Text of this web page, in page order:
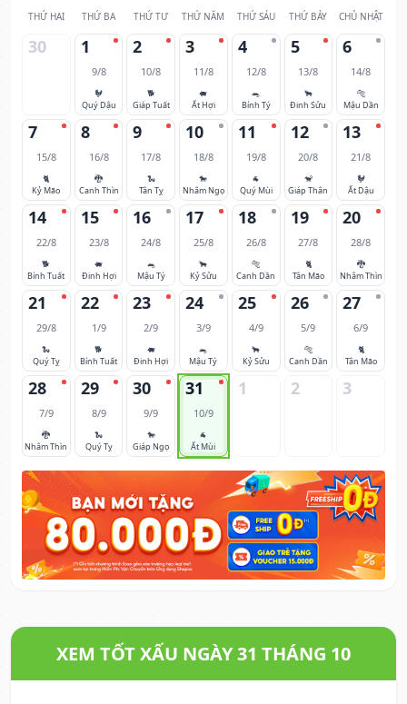
THỨ HAI THỨ BA THỨ TƯ THỨ NĂM THỨ SÁU THỨ BẢY CHỦ NHẬT
30 1
9/8
🐓
Quý Dậu
2
10/8
🐕
Giáp Tuất
3
11/8
🐖
Ất Hợi
4
12/8
🐀
Bính Tý
5
13/8
🐂
Đinh Sửu
6
14/8
🐅
Mậu Dần
7
15/8
🐈
Kỷ Mão
8
16/8
🐉
Canh Thìn
9
17/8
🐍
Tân Tỵ
10
18/8
🐎
Nhâm Ngọ
11
19/8
🐐
Quý Mùi
12
20/8
🐒
Giáp Thân
13
21/8
🐓
Ất Dậu
14
22/8
🐕
Bính Tuất
15
23/8
🐖
Đinh Hợi
16
24/8
🐀
Mậu Tý
17
25/8
🐂
Kỷ Sửu
18
26/8
🐅
Canh Dần
19
27/8
🐈
Tân Mão
20
28/8
🐉
Nhâm Thìn
21
29/8
🐍
Quý Tỵ
22
1/9
🐕
Bính Tuất
23
2/9
🐖
Đinh Hợi
24
3/9
🐀
Mậu Tý
25
4/9
🐂
Kỷ Sửu
26
5/9
🐅
Canh Dần
27
6/9
🐈
Tân Mão
28
7/9
🐉
Nhâm Thìn
29
8/9
🐍
Quý Tỵ
30
9/9
🐎
Giáp Ngọ
31
10/9
🐐
Ất Mùi
1 2 3
XEM TỐT XẤU NGÀY 31 THÁNG 10